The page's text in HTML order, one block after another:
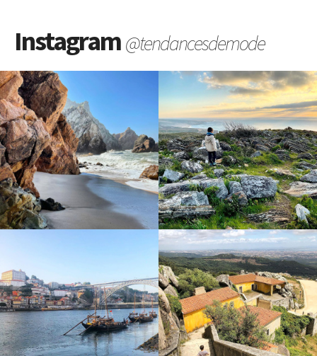
Instagram@tendancesdemode